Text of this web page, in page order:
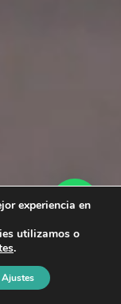
experiencia en
utilizamos o
.
Ajustes